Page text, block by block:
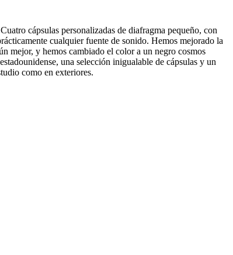
cápsulas personalizadas de diafragma pequeño, con
cualquier fuente de sonido. Hemos mejorado la
mejor, y hemos cambiado el color a un negro cosmos
una selección inigualable de cápsulas y un
como en exteriores.